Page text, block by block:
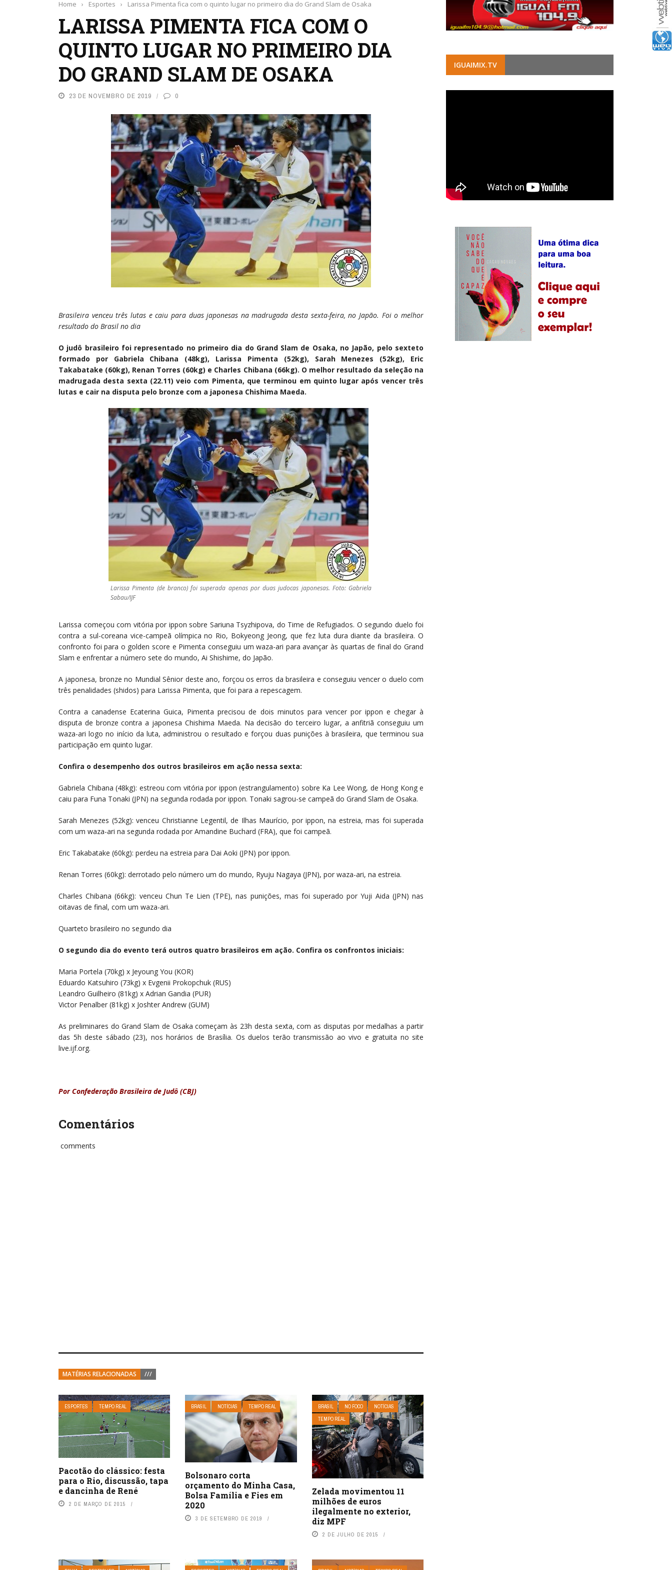
Home › Esportes › Larissa Pimenta fica com o quinto lugar no primeiro dia do Grand Slam de Osaka
LARISSA PIMENTA FICA COM O
QUINTO LUGAR NO PRIMEIRO DIA
DO GRAND SLAM DE OSAKA
23 DE NOVEMBRO DE 2019 0
Brasileira venceu três lutas e caiu para duas japonesas na madrugada desta sexta-feira, no Japão. Foi o melhor
resultado do Brasil no dia
O judô brasileiro foi representado no primeiro dia do Grand Slam de Osaka, no Japão, pelo sexteto
formado por Gabriela Chibana (48kg), Larissa Pimenta (52kg), Sarah Menezes (52kg), Eric
Takabatake (60kg), Renan Torres (60kg) e Charles Chibana (66kg). O melhor resultado da seleção na
madrugada desta sexta (22.11) veio com Pimenta, que terminou em quinto lugar após vencer três
lutas e cair na disputa pelo bronze com a japonesa Chishima Maeda.
Larissa Pimenta (de branco) foi superada apenas por duas judocas japonesas. Foto: Gabriela
Sabau/IJF
Larissa começou com vitória por ippon sobre Sariuna Tsyzhipova, do Time de Refugiados. O segundo duelo foi
contra a sul-coreana vice-campeã olímpica no Rio, Bokyeong Jeong, que fez luta dura diante da brasileira. O
confronto foi para o golden score e Pimenta conseguiu um waza-ari para avançar às quartas de final do Grand
Slam e enfrentar a número sete do mundo, Ai Shishime, do Japão.
A japonesa, bronze no Mundial Sênior deste ano, forçou os erros da brasileira e conseguiu vencer o duelo com
três penalidades (shidos) para Larissa Pimenta, que foi para a repescagem.
Contra a canadense Ecaterina Guica, Pimenta precisou de dois minutos para vencer por ippon e chegar à
disputa de bronze contra a japonesa Chishima Maeda. Na decisão do terceiro lugar, a anfitriã conseguiu um
waza-ari logo no início da luta, administrou o resultado e forçou duas punições à brasileira, que terminou sua
participação em quinto lugar.
Confira o desempenho dos outros brasileiros em ação nessa sexta:
Gabriela Chibana (48kg): estreou com vitória por ippon (estrangulamento) sobre Ka Lee Wong, de Hong Kong e
caiu para Funa Tonaki (JPN) na segunda rodada por ippon. Tonaki sagrou-se campeã do Grand Slam de Osaka.
Sarah Menezes (52kg): venceu Christianne Legentil, de Ilhas Maurício, por ippon, na estreia, mas foi superada
com um waza-ari na segunda rodada por Amandine Buchard (FRA), que foi campeã.
Eric Takabatake (60kg): perdeu na estreia para Dai Aoki (JPN) por ippon.
Renan Torres (60kg): derrotado pelo número um do mundo, Ryuju Nagaya (JPN), por waza-ari, na estreia.
Charles Chibana (66kg): venceu Chun Te Lien (TPE), nas punições, mas foi superado por Yuji Aida (JPN) nas
oitavas de final, com um waza-ari.
Quarteto brasileiro no segundo dia
O segundo dia do evento terá outros quatro brasileiros em ação. Confira os confrontos iniciais:
Maria Portela (70kg) x Jeyoung You (KOR)
Eduardo Katsuhiro (73kg) x Evgenii Prokopchuk (RUS)
Leandro Guilheiro (81kg) x Adrian Gandia (PUR)
Victor Penalber (81kg) x Joshter Andrew (GUM)
As preliminares do Grand Slam de Osaka começam às 23h desta sexta, com as disputas por medalhas a partir
das 5h deste sábado (23), nos horários de Brasília. Os duelos terão transmissão ao vivo e gratuita no site
live.ijf.org.
Por Confederação Brasileira de Judô (CBJ)
Comentários
comments
MATÉRIAS RELACIONADAS ///
ESPORTES TEMPO REAL
Pacotão do clássico: festa
para o Rio, discussão, tapa
e dancinha de René
2 DE MARÇO DE 2015
BRASIL NOTÍCIAS TEMPO REAL
Bolsonaro corta
orçamento do Minha Casa,
Bolsa Família e Fies em
2020
3 DE SETEMBRO DE 2019
BRASIL NO FOCO
NOTÍCIAS
TEMPO REAL
Zelada movimentou 11
milhões de euros
ilegalmente no exterior,
diz MPF
2 DE JULHO DE 2015
IGUAIMIX.TV